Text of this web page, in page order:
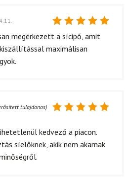
Értékelés:
/ 5
megérkezett a sícipő, amit
maximálisan
5/ 5
tulajdonos)
kedvező a piacon.
síelőknek, akik nem akarnak